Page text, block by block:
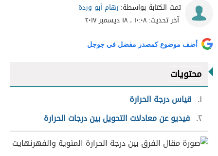
تمت الكتابة بواسطة: رهام أبو وردة
آخر تحديث:١٠:٠٨ ، ١٨ ديسمبر ٢٠١٧
أضف موضوع كمصدر مفضل في جوجل
محتويات
١ قياس درجة الحرارة
٢ فيديو عن معادلات التحويل بين درجات الحرارة